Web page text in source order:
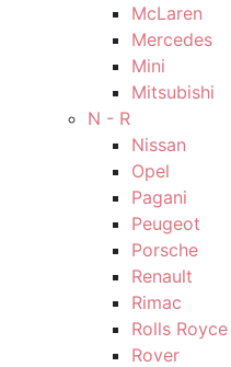
McLaren
Mercedes
Mini
Mitsubishi
N - R
Nissan
Opel
Pagani
Peugeot
Porsche
Renault
Rimac
Rolls Royce
Rover